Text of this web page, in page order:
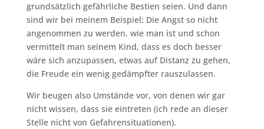
grundsätzlich gefährliche Bestien seien. Und dann
sind wir bei meinem Beispiel: Die Angst so nicht
angenommen zu werden, wie man ist und schon
vermittelt man seinem Kind, dass es doch besser
wäre sich anzupassen, etwas auf Distanz zu gehen,
die Freude ein wenig gedämpfter rauszulassen.
Wir beugen also Umstände vor, von denen wir gar
nicht wissen, dass sie eintreten (ich rede an dieser
Stelle nicht von Gefahrensituationen).